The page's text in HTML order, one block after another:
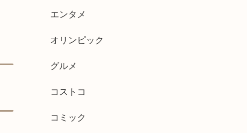
エンタメ
オリンピック
グルメ
コストコ
コミック